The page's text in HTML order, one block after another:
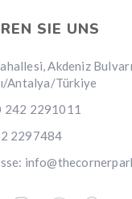
SIE UNS
Akdeniz
Antalya/Türkiye
242 2291011
2297484